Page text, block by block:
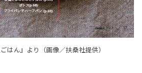
はん』より（画像／扶桑社提供）